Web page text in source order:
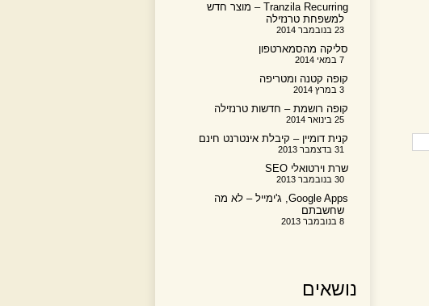
Tranzila Recurring – מוצר חדש
למשפחת טרנזילה
23 בנובמבר 2014
סליקה מהסמארטפון
7 במאי 2014
קופה קטנה ומטריפה
3 במרץ 2014
קופה רושמת – חדשות טרנזילה
25 בינואר 2014
קנית דומיין – קיבלת אינטרנט חינם
31 בדצמבר 2013
שרת וירטואלי SEO
30 בנובמבר 2013
Google Apps, ג'ימייל – לא מה
שחשבתם
8 בנובמבר 2013
נושאים